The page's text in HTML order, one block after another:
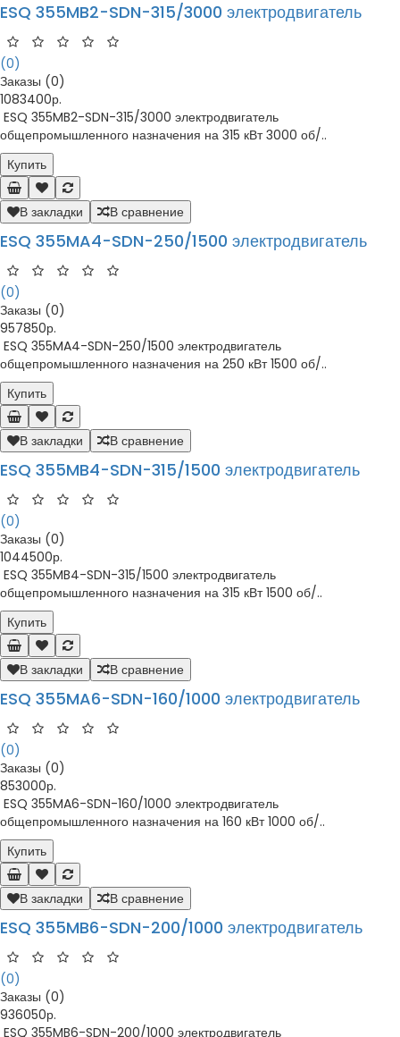
ESQ 355MB2-SDN-315/3000 электродвигатель
(0)
Заказы (0)
1083400р.
ESQ 355MB2-SDN-315/3000 электродвигатель
общепромышленного назначения на 315 кВт 3000 об/..
Купить
В закладки В сравнение
ESQ 355MA4-SDN-250/1500 электродвигатель
(0)
Заказы (0)
957850р.
ESQ 355MA4-SDN-250/1500 электродвигатель
общепромышленного назначения на 250 кВт 1500 об/..
Купить
В закладки В сравнение
ESQ 355MB4-SDN-315/1500 электродвигатель
(0)
Заказы (0)
1044500р.
ESQ 355MB4-SDN-315/1500 электродвигатель
общепромышленного назначения на 315 кВт 1500 об/..
Купить
В закладки В сравнение
ESQ 355MA6-SDN-160/1000 электродвигатель
(0)
Заказы (0)
853000р.
ESQ 355MA6-SDN-160/1000 электродвигатель
общепромышленного назначения на 160 кВт 1000 об/..
Купить
В закладки В сравнение
ESQ 355MB6-SDN-200/1000 электродвигатель
(0)
Заказы (0)
936050р.
ESQ 355MB6-SDN-200/1000 электродвигатель